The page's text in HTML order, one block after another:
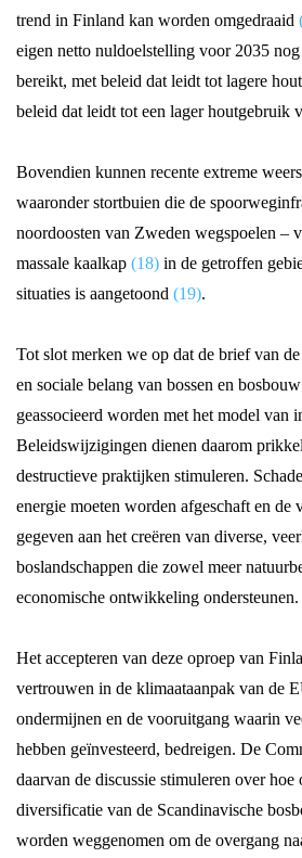
trend in Finland kan worden omgedraaid
eigen netto nuldoelstelling voor 2035
bereikt, met beleid dat leidt tot lagere
beleid dat leidt tot een lager houtgebruik
Bovendien kunnen recente extreme
waaronder stortbuien die de
noordoosten van Zweden wegspoelen –
massale kaalkap (18) in de getroffen
situaties is aangetoond (19).
Tot slot merken we op dat de brief van
en sociale belang van bossen en
geassocieerd worden met het model van
Beleidswijzigingen dienen daarom
destructieve praktijken stimuleren.
energie moeten worden afgeschaft en de
gegeven aan het creëren van diverse,
boslandschappen die zowel meer
economische ontwikkeling ondersteunen.
Het accepteren van deze oproep van
vertrouwen in de klimaataanpak van de
ondermijnen en de vooruitgang waarin
hebben geïnvesteerd, bedreigen. De
daarvan de discussie stimuleren over hoe
diversificatie van de Scandinavische
worden weggenomen om de overgang